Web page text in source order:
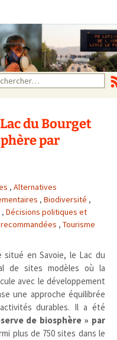
:
du Bourget
par
, Alternatives
, Biodiversité ,
, Décisions politiques et
, Tourisme
situé en Savoie, le Lac du
de sites modèles où la
avec le développement
une approche équilibrée
durables. Il a été
de biosphère » par
plus de 750 sites dans le